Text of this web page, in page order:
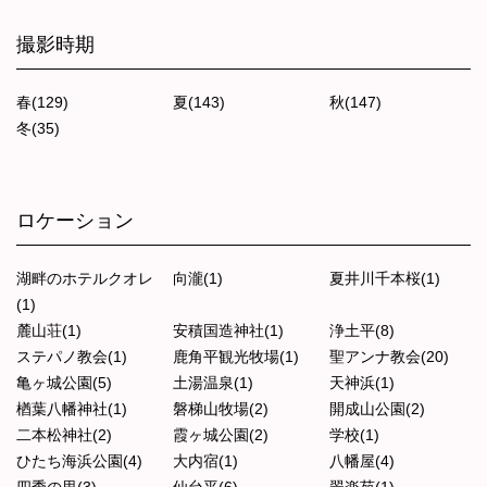
撮影時期
春(129) 夏(143)
秋(147)
冬(35)
ロケーション
湖畔のホテルクオレ
(1)
向瀧(1) 夏井川千本桜(1)
麓山荘(1) 安積国造神社(1)
浄土平(8)
ステパノ教会(1)
鹿角平観光牧場(1)
聖アンナ教会(20)
亀ヶ城公園(5)
土湯温泉(1)
天神浜(1)
楢葉八幡神社(1)
磐梯山牧場(2)
開成山公園(2)
二本松神社(2)
霞ヶ城公園(2)
学校(1)
ひたち海浜公園(4)
大内宿(1)
八幡屋(4)